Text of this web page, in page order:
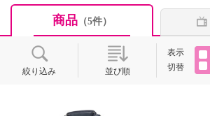
商品（5件）
絞り込み 並び順
表示
切替